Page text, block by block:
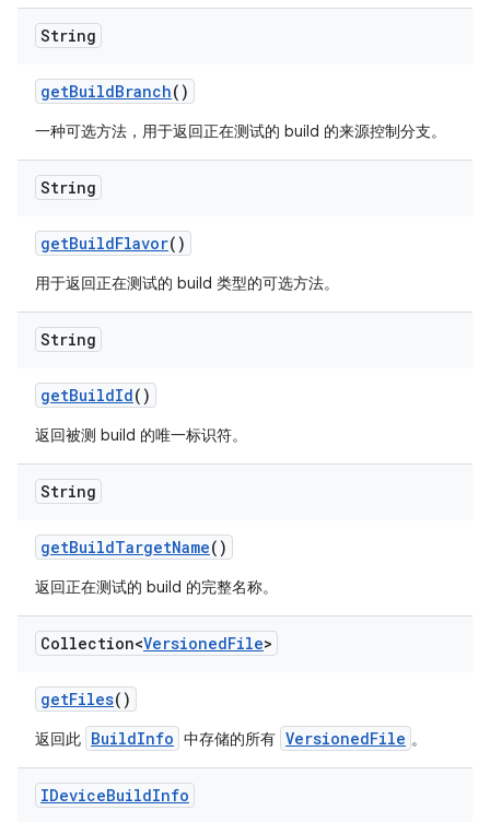
String
getBuildBranch()
一种可选方法，用于返回正在测试的 build 的来源控制分支。
String
getBuildFlavor()
用于返回正在测试的 build 类型的可选方法。
String
getBuildId()
返回被测 build 的唯一标识符。
String
getBuildTargetName()
返回正在测试的 build 的完整名称。
Collection<VersionedFile>
getFiles()
返回此 BuildInfo 中存储的所有 VersionedFile 。
IDeviceBuildInfo